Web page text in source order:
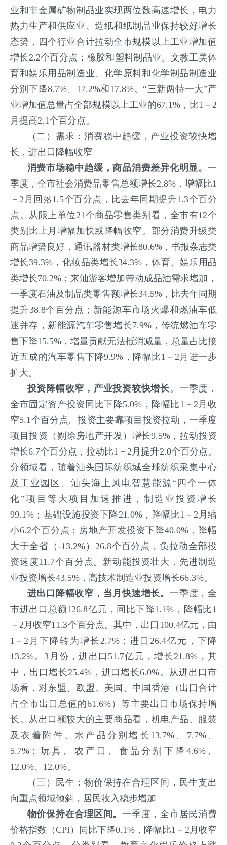
业和非金属矿物制品业实现两位数高速增长，电力
热力生产和供应业、造纸和纸制品业保持较好增长
态势，四个行业合计拉动全市规模以上工业增加值
增长2.2个百分点；橡胶和塑料制品业、文教工美体
育和娱乐用品制造业、化学原料和化学制品制造业
分别下降8.7%、17.2%和17.8%。“三新两特一大”产
业增加值总量占全部规模以上工业的67.1%，比1－2
月提高2.1个百分点。
（二）需求：消费稳中趋缓，产业投资较快增
长，进出口降幅收窄
消费市场稳中趋缓，商品消费差异化明显。一
季度，全市社会消费品零售总额增长2.8%，增幅比1
－2月回落1.5个百分点，比去年同期提升1.3个百分
点。从限上单位21个商品零售类别看，全市有12个
类别比上月增幅加快或降幅收窄。部分消费升级类
商品增势良好，通讯器材类增长80.6%，书报杂志类
增长39.3%，化妆品类增长34.3%，体育、娱乐用品
类增长70.2%；来汕游客增加带动成品油需求增加，
一季度石油及制品类零售额增长34.5%，比去年同期
提升38.8个百分点；新能源车市场火爆和燃油车低
迷并存，新能源汽车零售增长7.9%，传统燃油车零
售下降15.5%，增量贡献无法抵消减量，总量占比接
近五成的汽车零售下降9.9%，降幅比1－2月进一步
扩大。
投资降幅收窄， 产业投资较快增长。一季度，
全市固定资产投资同比下降5.0%，降幅比1－2月收
窄5.1个百分点。投资主要靠项目投资拉动，一季度
项目投资（剔除房地产开发）增长9.5%，拉动投资
增长6.7个百分点，拉动比1－2月提升2.0个百分点。
分领域看，随着汕头国际纺织城全球纺织采集中心
及工业园区、汕头海上风电智慧能源“四个一体
化”项目等大项目加速推进，制造业投资增长
99.1%；基础设施投资下降21.0%，降幅比1－2月缩
小6.2个百分点；房地产开发投资下降40.0%，降幅
大于全省（-13.2%）26.8个百分点，负拉动全部投
资速度11.7个百分点。新动能投资壮大，先进制造
业投资增长43.5%，高技术制造业投资增长66.3%。
进出口 降幅收窄，当月快速增长。 一季度，全
市进出口总额126.8亿元，同比下降1.1%，降幅比1
－2月收窄11.3个百分点。其中，出口100.4亿元，由
1－2月下降转为增长2.7%；进口26.4亿元，下降
13.2%。3月份，进出口51.7亿元，增长21.8%，其
中，出口增长25.4%，进口增长6.0%。从进出口市
场看，对东盟、欧盟、美国、中国香港（出口合计
占全市出口总值的61.6%）等主要出口市场保持增
长。从出口额较大的主要商品看，机电产品、服装
及衣着附件、水产品分别增长13.7%、7.7%、
5.7%；玩具、农产口、食品分别下降4.6%、
12.0%、12.0%。
（三）民生：物价保持在合理区间，民生支出
向重点领域倾斜，居民收入稳步增加
物价保持在合理区间。一季度，全市居民消费
价格指数（CPI）同比下降0.1%，降幅比1－2月收窄